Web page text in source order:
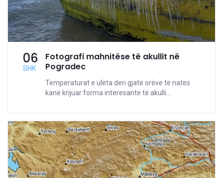
06
SHK
Fotografi mahnitëse të akullit në
Pogradec
Temperaturat e ulëta deri gjatë orëve të natës
kanë krijuar forma interesante të akulli...